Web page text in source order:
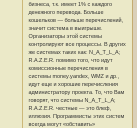
бизнеса, т.к. имеет 1% с каждого
денежного перевода. Больше
кошельков — больше перечислений,
значит система в выигрыше.
Организаторы этой системы
контролируют все процессы. В других
же системах таких как: N_A_T_L_A;
R.A.Z.E.R. помимо того, что идут
комиссионные перечисления в
системы money.yandex, WMZ и др.,
идут еще и хорошие перечисления
администратору проекта. То, что Вам
говорят, что системы N_A_T_L_A;
R.A.Z.E.R. честные — это блеф,
иллюзия. Программисты этих систем
всегда могут «обставить»